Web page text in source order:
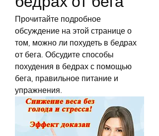
Прочитайте подробное
обсуждение на этой странице о
том, можно ли похудеть в бедрах
от бега. Обсудите способы
похудения в бедрах с помощью
бега, правильное питание и
упражнения.